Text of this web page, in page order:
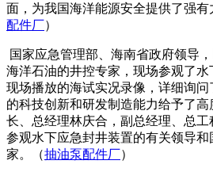
面，为我国海洋能源安全提供了强有
配件厂）
国家应急管理部、海南省政府领导
海洋石油的井控专家，现场参观了
现场播放的海试实况录像，详细询问
的科技创新和研发制造能力给予了
长、总经理林庆合，副总经理、总
参观水下应急封井装置的有关领导
家。（抽油泵配件厂）